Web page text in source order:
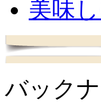
美味
バック